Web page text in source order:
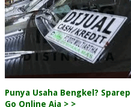
Punya Usaha Bengkel?
Go Online Aja > >